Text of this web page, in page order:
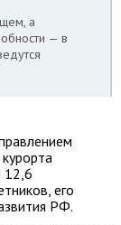
а
— в
12,6
его
РФ.